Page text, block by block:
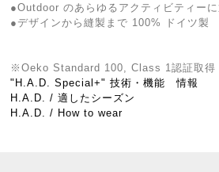
●Outdoor のあらゆるアクティビティー
●デザインから縫製まで 100% ドイツ製
※Oeko Standard 100, Class 1認証
"H.A.D. Special+" 技術・機能 情報
H.A.D. / 適したシーズン
H.A.D. / How to wear